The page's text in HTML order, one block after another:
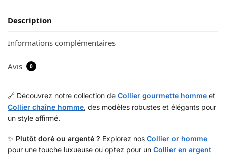
Description
Informations complémentaires
Avis 0
🔗 Découvrez notre collection de Collier gourmette homme et
Collier chaîne homme, des modèles robustes et élégants pour
un style affirmé.
✨ Plutôt doré ou argenté ? Explorez nos Collier or homme
pour une touche luxueuse ou optez pour un Collier en argent